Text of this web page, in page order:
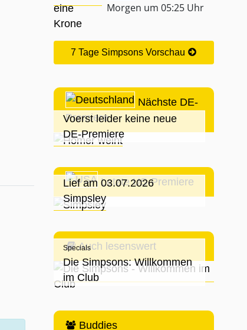
Morgen um 05:25 Uhr
7 Tage Simpsons Vorschau
Nächste DE-
Premiere
Voerst leider keine neue
DE-Premiere
Letzte US-Premiere
Lief am 03.07.2026
Simpsley
Auch lesenswert
Specials
Die Simpsons: Willkommen
im Club
Buddies